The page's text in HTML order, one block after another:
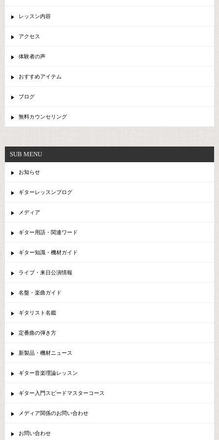
レッスン内容
アクセス
体験者の声
おすすめアイテム
ブログ
無料カウンセリング
SUB MENU
お知らせ
ギターレッスンブログ
メディア
ギター用語・関連ワード
ギター知識・機材ガイド
ライブ・来日公演情報
名盤・楽曲ガイド
ギタリスト名鑑
定番曲の弾き方
新製品・機材ニュース
ギター音楽理論レッスン
ギター入門スピードマスターコース
メディア関係のお問い合わせ
お問い合わせ